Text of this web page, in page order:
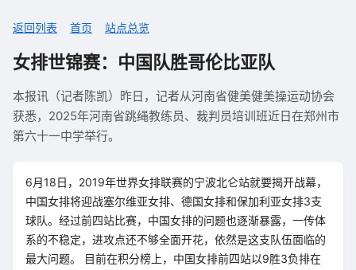
返回列表 首页 站点总览
女排世锦赛：中国队胜哥伦比亚队
本报讯（记者陈凯）昨日，记者从河南省健美健美操运动协会
获悉，2025年河南省跳绳教练员、裁判员培训班近日在郑州市
第六十一中学举行。
6月18日，2019年世界女排联赛的宁波北仑站就要揭开战幕，
中国女排将迎战塞尔维亚女排、德国女排和保加利亚女排3支
球队。经过前四站比赛，中国女排的问题也逐渐暴露，一传体
系的不稳定，进攻点还不够全面开花，依然是这支队伍面临的
最大问题。 目前在积分榜上，中国女排前四站以9胜3负排在